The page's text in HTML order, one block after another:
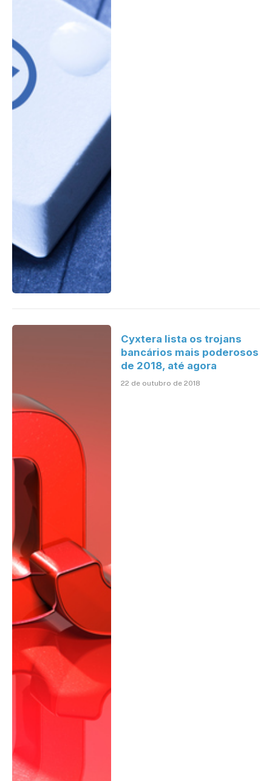
Cyxtera lista os trojans
bancários mais poderosos
de 2018, até agora
22 de outubro de 2018